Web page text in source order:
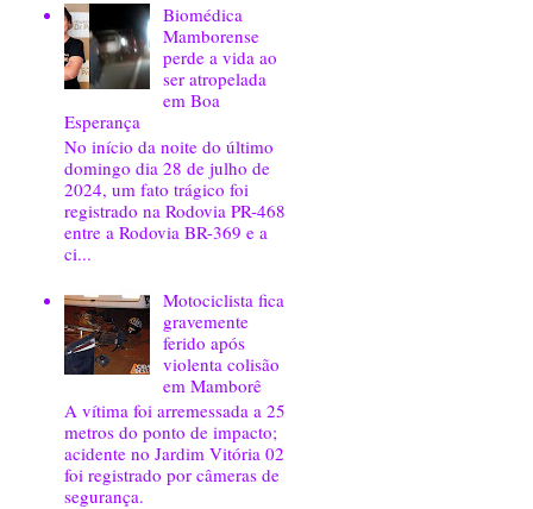
Biomédica
Mamborense
perde a vida ao
ser atropelada
em Boa
Esperança
No início da noite do último
domingo dia 28 de julho de
2024, um fato trágico foi
registrado na Rodovia PR-468
entre a Rodovia BR-369 e a
ci...
Motociclista fica
gravemente
ferido após
violenta colisão
em Mamborê
A vítima foi arremessada a 25
metros do ponto de impacto;
acidente no Jardim Vitória 02
foi registrado por câmeras de
segurança.